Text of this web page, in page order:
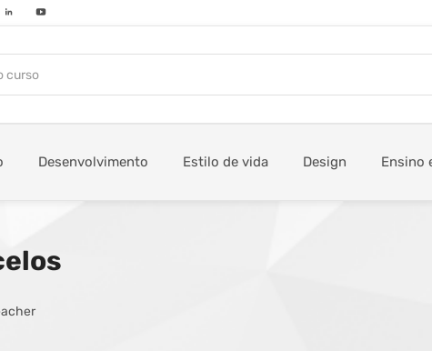
Desenvolvimento Estilo de vida Design Ensino